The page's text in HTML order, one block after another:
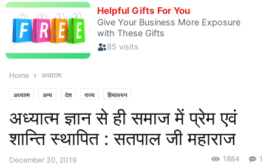
Home अध्यात्म
अध्यात्म अन्य देश राज्य हिमालयन
अध्यात्म ज्ञान से ही समाज में प्रेम एवं
शान्ति स्थापित : सतपाल जी महाराज
December 30, 2019 1
1884